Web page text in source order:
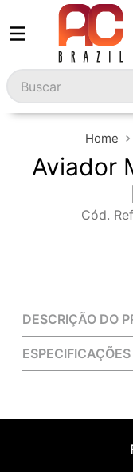
Buscar
Aviador
Cód.
DESCRIÇÃO DO